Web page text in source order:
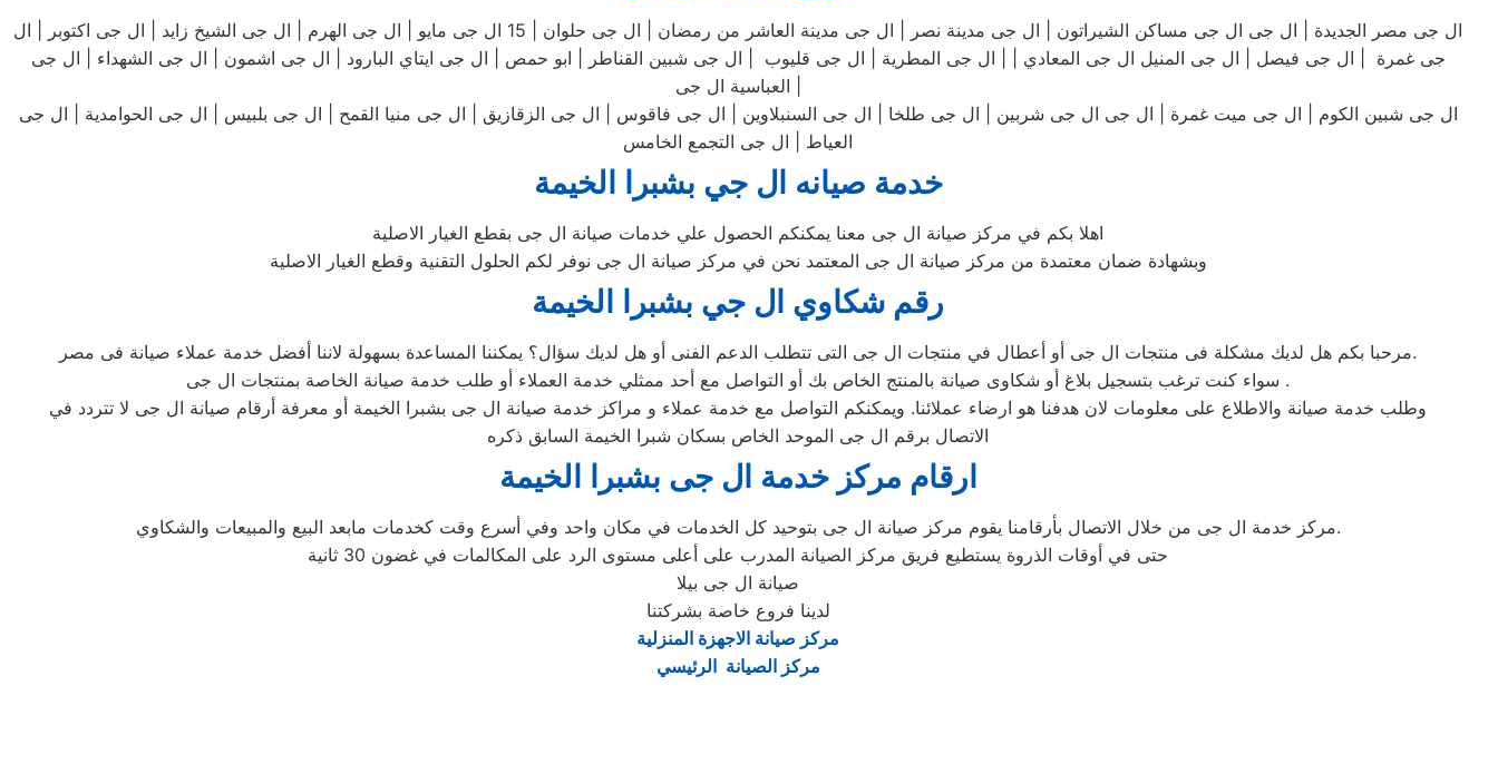
ال جى مصر الجديدة | ال جى ال جى مساكن الشيراتون | ال جى مدينة نصر | ال جى مدينة العاشر من رمضان | ال جى حلوان | 15 ال جى مايو | ال جى الهرم | ال جى الشيخ زايد | ال جى اكتوبر | ال
جى غمرة | ال جى فيصل | ال جى المنيل ال جى المعادي | | ال جى المطرية | ال جى قليوب | ال جى شبين القناطر | ابو حمص | ال جى ايتاي البارود | ال جى اشمون | ال جى الشهداء | ال جى
ال جى شبين الكوم | ال جى ميت غمرة | ال جى ال جى شربين | ال جى طلخا | ال جى السنبلاوين | ال جى فاقوس | ال جى الزقازيق | ال جى منيا القمح | ال جى بلبيس | ال جى الحوامدية | ال جى
العياط | ال جى التجمع الخامس
خدمة صيانه ال جي بشبرا الخيمة
اهلا بكم في مركز صيانة ال جى معنا يمكنكم الحصول علي خدمات صيانة ال جى بقطع الغيار الاصلية
وبشهادة ضمان معتمدة من مركز صيانة ال جى المعتمد نحن في مركز صيانة ال جى نوفر لكم الحلول التقنية وقطع الغيار الاصلية
رقم شكاوي ال جي بشبرا الخيمة
مرحبا بكم هل لديك مشكلة فى منتجات ال جى أو أعطال في منتجات ال جى التى تتطلب الدعم الفنى أو هل لديك سؤال؟ يمكننا المساعدة بسهولة لاننا أفضل خدمة عملاء صيانة فى مصر.
سواء كنت ترغب بتسجيل بلاغ أو شكاوى صيانة بالمنتج الخاص بك أو التواصل مع أحد ممثلي خدمة العملاء أو طلب خدمة صيانة الخاصة بمنتجات ال جى .
وطلب خدمة صيانة والاطلاع على معلومات لان هدفنا هو ارضاء عملائنا. ويمكنكم التواصل مع خدمة عملاء و مراكز خدمة صيانة ال جى بشبرا الخيمة أو معرفة أرقام صيانة ال جى لا تتردد في
الاتصال برقم ال جى الموحد الخاص بسكان شبرا الخيمة السابق ذكره
ارقام مركز خدمة ال جى بشبرا الخيمة
مركز خدمة ال جى من خلال الاتصال بأرقامنا يقوم مركز صيانة ال جى بتوحيد كل الخدمات في مكان واحد وفي أسرع وقت كخدمات مابعد البيع والمبيعات والشكاوي.
حتى في أوقات الذروة يستطيع فريق مركز الصيانة المدرب على أعلى مستوى الرد على المكالمات في غضون 30 ثانية
صيانة ال جى بيلا
لدينا فروع خاصة بشركتنا
مركز صيانة الاجهزة المنزلية
مركز الصيانة الرئيسي